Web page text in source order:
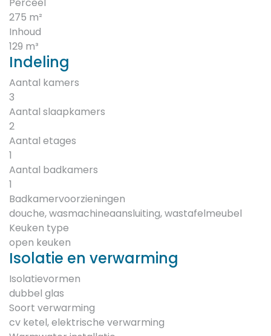
275 m²
Inhoud
129 m³
Indeling
Aantal kamers
3
Aantal slaapkamers
2
Aantal etages
1
Aantal badkamers
1
Badkamervoorzieningen
douche, wasmachineaansluiting, wastafelmeubel
Keuken type
open keuken
Isolatie en verwarming
Isolatievormen
dubbel glas
Soort verwarming
cv ketel, elektrische verwarming